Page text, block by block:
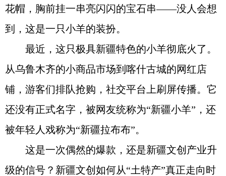
花帽，胸前挂一串亮闪闪的宝石串——没人会想
到，这是一只小羊的装扮。
最近，这只极具新疆特色的小羊彻底火了。
从乌鲁木齐的小商品市场到喀什古城的网红店
铺，游客们排队抢购，社交平台上刷屏传播。它
还没有正式名字，被网友统称为“新疆小羊”，还
被年轻人戏称为“新疆拉布布”。
这是一次偶然的爆款，还是新疆文创产业升
级的信号？新疆文创如何从“土特产”真正走向时